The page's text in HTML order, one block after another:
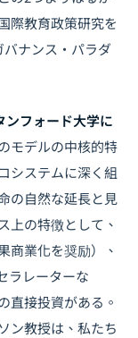
際教育政策研究を
ナンス・パラダ
フォード大学に
モデルの中核的特
システムに深く組
の自然な延長と見
上の特徴として、
商業化を奨励）、
ラレーターな
直接投資がある。
ン教授は、私たち